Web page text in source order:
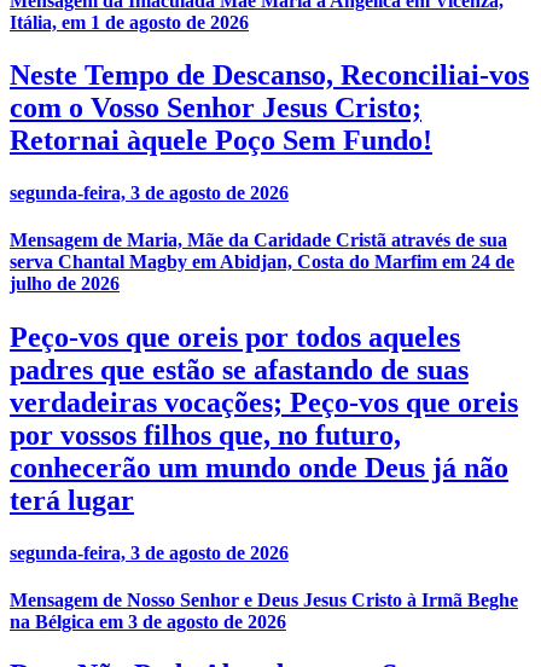
Itália, em 1 de agosto de 2026
Neste Tempo de Descanso, Reconciliai-vos
com o Vosso Senhor Jesus Cristo;
Retornai àquele Poço Sem Fundo!
segunda-feira, 3 de agosto de 2026
Mensagem de Maria, Mãe da Caridade Cristã através de sua
serva Chantal Magby em Abidjan, Costa do Marfim em 24 de
julho de 2026
Peço-vos que oreis por todos aqueles
padres que estão se afastando de suas
verdadeiras vocações; Peço-vos que oreis
por vossos filhos que, no futuro,
conhecerão um mundo onde Deus já não
terá lugar
segunda-feira, 3 de agosto de 2026
Mensagem de Nosso Senhor e Deus Jesus Cristo à Irmã Beghe
na Bélgica em 3 de agosto de 2026